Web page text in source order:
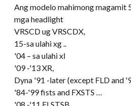
Ang modelo mahimong magamit
mga headlight
VRSCD ug VRSCDX,
15-sa ulahi xg ..
'04 – sa ulahi xl
'09 -'13 XR
Dyna '91 -later(except FLD and
'84-'99 fists and FXSTS
'08 -'11 FLSTSB